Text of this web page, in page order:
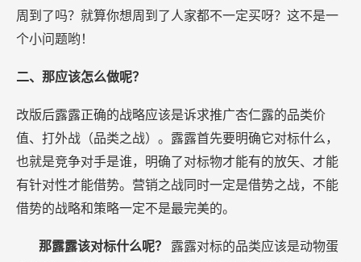
周到了吗？就算你想周到了人家都不一定买呀？这不是一
个小问题哟！
二、那应该怎么做呢？
改版后露露正确的战略应该是诉求推广杏仁露的品类价
值、打外战（品类之战）。露露首先要明确它对标什么，
也就是竞争对手是谁，明确了对标物才能有的放矢、才能
有针对性才能借势。营销之战同时一定是借势之战，不能
借势的战略和策略一定不是最完美的。
那露露该对标什么呢？ 露露对标的品类应该是动物蛋